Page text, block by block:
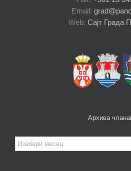
Email:
Web: Сајт Града
Архива
Архива
чланака